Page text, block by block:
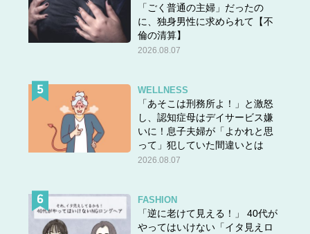
「ごく普通の主婦」だったの
に、独身男性に求められて【不
倫の清算】
2026.08.07
WELLNESS
「あそこは刑務所よ！」と激怒
し、認知症母はデイサービス嫌
いに！息子夫婦が「よかれと思
って」犯していた間違いとは
2026.08.07
FASHION
「逆に老けて見える！」 40代が
やってはいけない「イタ見えロ